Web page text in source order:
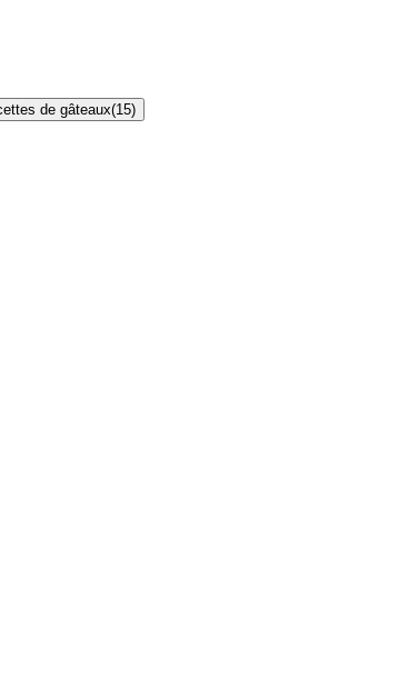
de gâteaux(15)